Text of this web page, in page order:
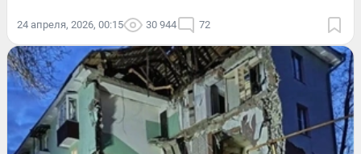
24 апреля, 2026, 00:15 30 944 72